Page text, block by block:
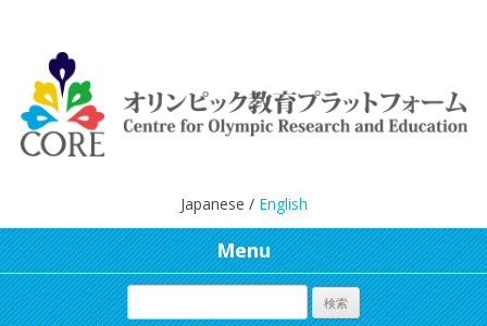
Japanese / English
Menu